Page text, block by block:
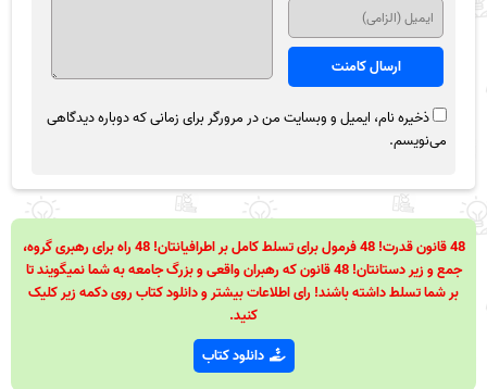
ذخیره نام، ایمیل و وبسایت من در مرورگر برای زمانی که دوباره دیدگاهی
می‌نویسم.
48 قانون قدرت! 48 فرمول برای تسلط کامل بر اطرافیانتان! 48 راه برای رهبری گروه،
جمع و زیر دستانتان! 48 قانون که رهبران واقعی و بزرگ جامعه به شما نمیگویند تا
بر شما تسلط داشته باشند! رای اطلاعات بیشتر و دانلود کتاب روی دکمه زیر کلیک
کنید.
دانلود کتاب